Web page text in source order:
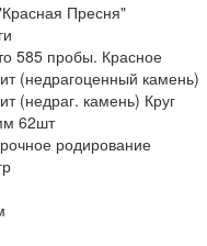
Пресня"
585 пробы. Красное
(недрагоценный камень)
(недраг. камень) Круг
62шт
родирование